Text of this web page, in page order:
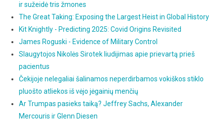
ir sužeidė tris žmones
The Great Taking: Exposing the Largest Heist in Global History
Kit Knightly - Predicting 2025: Covid Origins Revisited
James Roguski - Evidence of Military Control
Slaugytojos Nikolės Sirotek liudijimas apie prievartą prieš
pacientus
Čekijoje nelegaliai šalinamos neperdirbamos vokiškos stiklo
pluošto atliekos iš vėjo jėgainių menčių
Ar Trumpas pasieks taiką? Jeffrey Sachs, Alexander
Mercouris ir Glenn Diesen